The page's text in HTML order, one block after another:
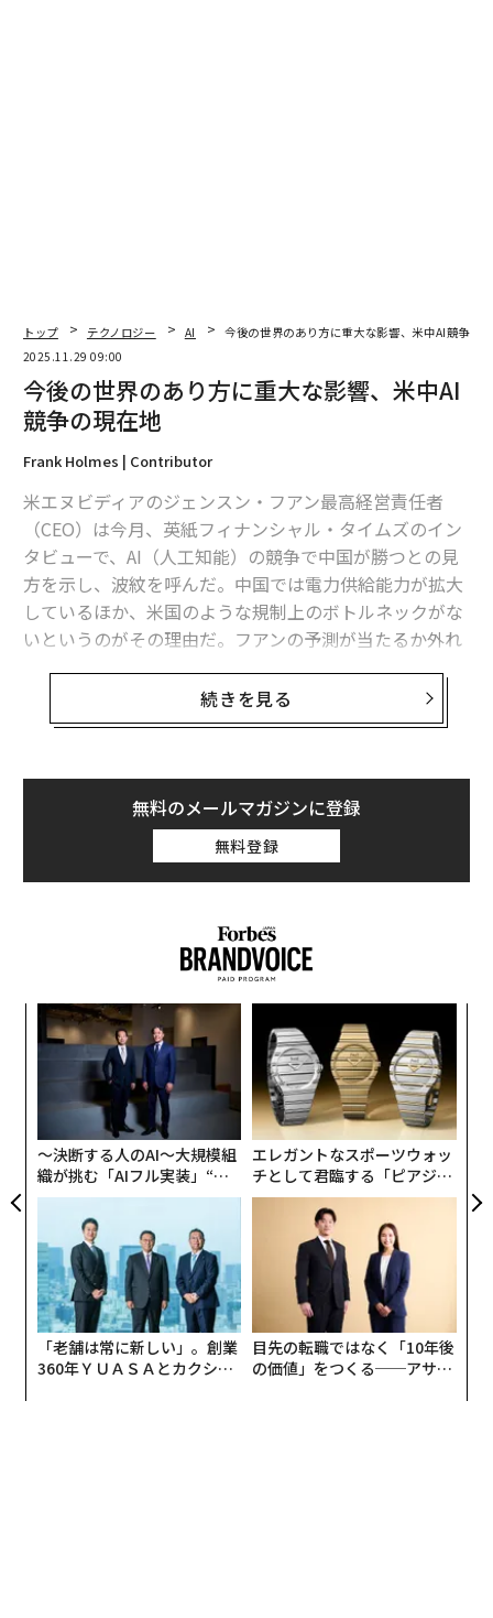
メンバーシップに登録する
関連記事
今後の世界のあり方に重大な影響、米中AI競争の現在地
エヌビディアとAMD、「対中半導体収入の15％」を米国政府に支払いで合
意 株価下落
エヌビディアとAMDを苦しめる「GAIN AI法案」—中国市場以上の損失をも
たらす危険性
AMD株が9％急騰、データセンター市場は「約154兆円規模」になるとリ
ドナルド・トランプ Intel/インテル
NVIDIA / エヌビディア
アメリカ AMD
ジェンスン・フアン
GPU
advertisement
トップ テクノロジー AI
今後の世界のあり方に重大な影響、米中AI競争の
2025.11.29 09:00
今後の世界のあり方に重大な影響、米中AI
競争の現在地
Frank Holmes | Contributor
米エヌビディアのジェンスン・フアン最高経営責任者
（CEO）は今月、英紙フィナンシャル・タイムズのイン
タビューで、AI（人工知能）の競争で中国が勝つとの見
方を示し、波紋を呼んだ。中国では電力供給能力が拡大
しているほか、米国のような規制上のボトルネックがな
いというのがその理由だ。フアンの予測が当たるか外れ
るかは別として、彼の発言はAIの競争がいよいよ熱を帯
びていることをうかがわせた。
国と中国だ。いずれの超大国も、いまも発展中のこの産
業で主導権を握った国が、向こう数十年にわたり世界標
準や情報収集、国防、商取引などさまざまな分野に影響
を及ぼす可能性が高いことを理解している。
の3つに集約される。半導体、電力、そしてサイバーセ
続きを見る
無料のメールマガジンに登録
無料登録
〜決断する人のAI〜大規模組
織が挑む「AIフル実装」“使
う”企業から“動く”企業へ【N
TTドコモビジネス×PwC】
エレガントなスポーツウォッ
チとして君臨する「ピアジ
ェ」ポロの魅力
「老舗は常に新しい」。創業
360年ＹＵＡＳＡとカクシン
目先の転職ではなく「10年後
の価値」をつくる──アサイ